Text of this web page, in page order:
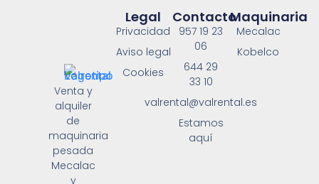
Venta y
alquiler
de
maquinaria
pesada
Mecalac
y
Contacto
957 19 23
06
644 29
33 10
valrental@valrental.es
Estamos
aquí
Legal
Privacidad
Aviso legal
Cookies
Maquinaria
Mecalac
Kobelco